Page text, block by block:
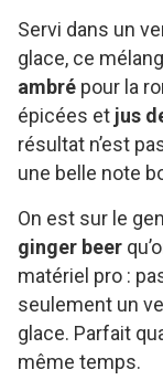
Servi dans un
glace, ce
ambré pour la
épicées et jus
résultat n’est
une belle note
On est sur le
ginger beer
matériel pro :
seulement un
glace. Parfait
même temps.